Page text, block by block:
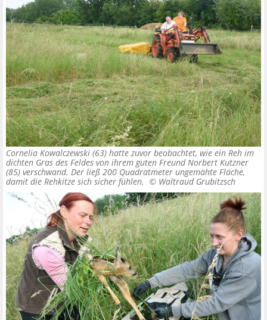
Cornelia Kowalczewski (63) hatte zuvor beobachtet, wie ein Reh im
dichten Gras des Feldes von ihrem guten Freund Norbert Kutzner
(85) verschwand. Der ließ 200 Quadratmeter ungemähte Fläche,
damit die Rehkitze sich sicher fühlen. © Waltraud Grubitzsch